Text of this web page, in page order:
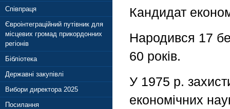
Співпраця
Євроінтеграційний путівник для
місцевих громад прикордонних
регіонів
Бібліотека
Державні закупівлі
Вибори директора 2025
Посилання
Кандидат
Народився 17
60 років.
У 1975 р.
економічних